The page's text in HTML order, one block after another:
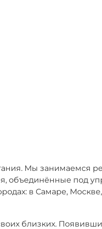
Мы занимаемся
объединённые под
в Самаре,
близких.